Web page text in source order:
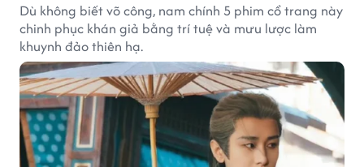
Dù không biết võ công, nam chính 5 phim cổ trang này
chinh phục khán giả bằng trí tuệ và mưu lược làm
khuynh đảo thiên hạ.